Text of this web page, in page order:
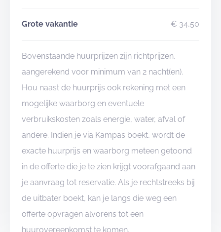
Grote vakantie € 34,50
Bovenstaande huurprijzen zijn richtprijzen,
aangerekend voor minimum van 2 nacht(en).
Hou naast de huurprijs ook rekening met een
mogelijke waarborg en eventuele
verbruikskosten zoals energie, water, afval of
andere. Indien je via Kampas boekt, wordt de
exacte huurprijs en waarborg meteen getoond
in de offerte die je te zien krijgt voorafgaand aan
je aanvraag tot reservatie. Als je rechtstreeks bij
de uitbater boekt, kan je langs die weg een
offerte opvragen alvorens tot een
huurovereenkomst te komen.